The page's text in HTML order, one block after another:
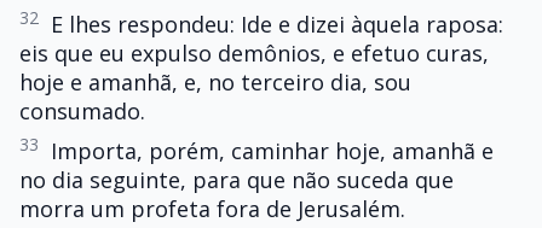
32
E lhes respondeu: Ide e dizei àquela raposa:
eis que eu expulso demônios, e efetuo curas,
hoje e amanhã, e, no terceiro dia, sou
consumado.
33
Importa, porém, caminhar hoje, amanhã e
no dia seguinte, para que não suceda que
morra um profeta fora de Jerusalém.